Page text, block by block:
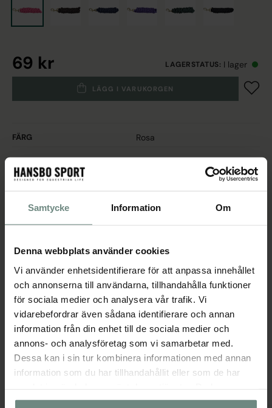
Samtycke Information Om
Denna webbplats använder cookies
Vi använder enhetsidentifierare för att anpassa innehållet
och annonserna till användarna, tillhandahålla funktioner
för sociala medier och analysera vår trafik. Vi
vidarebefordrar även sådana identifierare och annan
information från din enhet till de sociala medier och
annons- och analysföretag som vi samarbetar med.
Dessa kan i sin tur kombinera informationen med annan
information som du har tillhandahållit eller som de har
närsomhelst ändra ditt samtycke.
69 kr LAGERSTATUS: I lager
LÄGG I VARUKORGEN
FÄRG Rosa
MATERIAL Bomull
LÄNGD
STORLEK 2 m
PRODUKTBESKRIVNING
Bomullsrep i hög kvalitet med hake i zink med beläggning av mässing.
Längd 200 cm.
SPECIFIKATIONER
Populära produkter